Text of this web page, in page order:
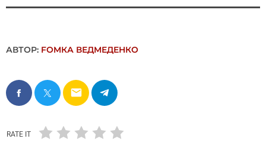
АВТОР: FОMКА ВЕДМЕДЕНКО
email
RATE IT